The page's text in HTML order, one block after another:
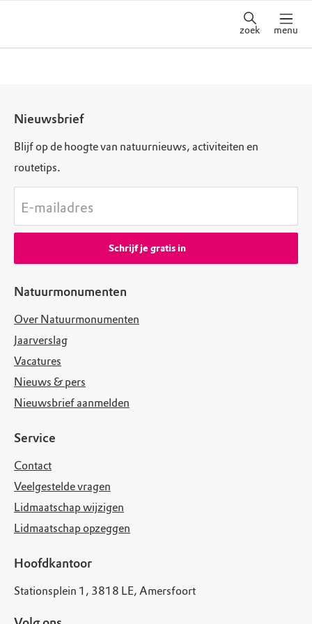
zoek menu
Natuurmonumenten
Over Natuurmonumenten
Jaarverslag
Vacatures
Nieuws & pers
Nieuwsbrief aanmelden
Service
Contact
Veelgestelde vragen
Lidmaatschap wijzigen
Lidmaatschap opzeggen
Hoofdkantoor
Stationsplein 1, 3818 LE, Amersfoort
Nieuwsbrief
Blijf op de hoogte van natuurnieuws, activiteiten en
routetips.
E-mailadres
Schrijf je gratis in